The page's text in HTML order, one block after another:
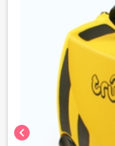
chevron_left